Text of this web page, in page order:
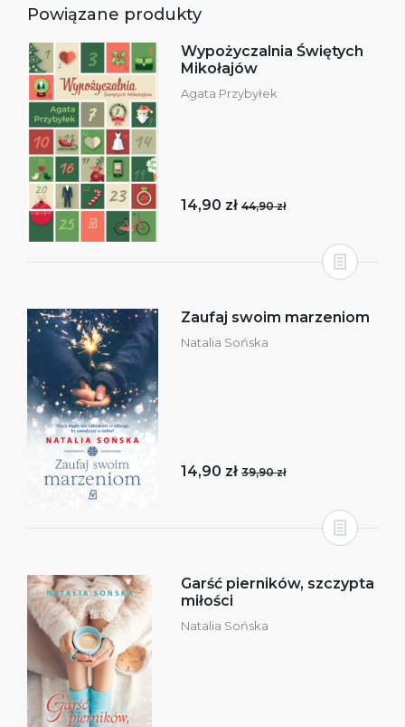
Powiązane produkty
Wypożyczalnia Świętych
Mikołajów
Agata Przybyłek
14,90 zł 44,90 zł
Zaufaj swoim marzeniom
Natalia Sońska
14,90 zł 39,90 zł
Garść pierników, szczypta
miłości
Natalia Sońska